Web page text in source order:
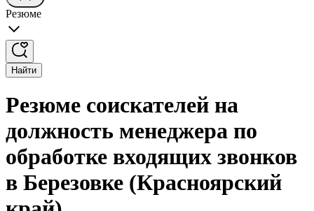
Резюме
Найти
Резюме соискателей на
должность менеджера по
обработке входящих звонков
в Березовке (Красноярский